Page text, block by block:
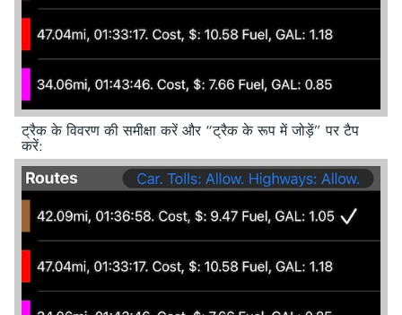
ट्रैक के विवरण की समीक्षा करें और “ट्रैक के रूप में जोड़ें” पर टैप
करें: